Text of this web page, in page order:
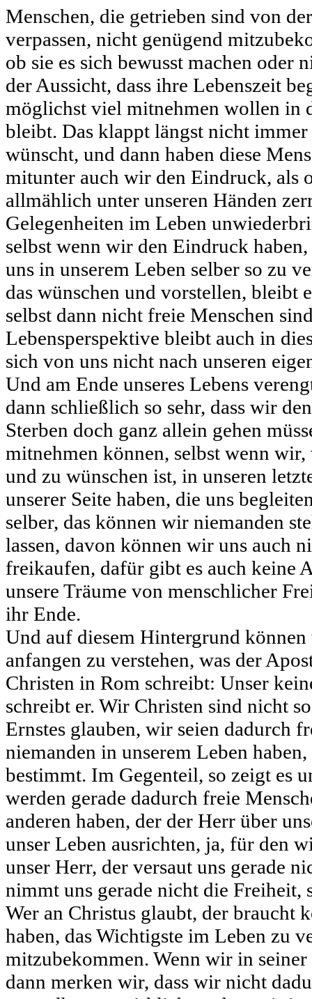
Menschen, die getrieben sind von
verpassen, nicht genügend
ob sie es sich bewusst machen oder
der Aussicht, dass ihre Lebenszeit
möglichst viel mitnehmen wollen in
bleibt. Das klappt längst nicht immer
wünscht, und dann haben diese
mitunter auch wir den Eindruck, als
allmählich unter unseren Händen
Gelegenheiten im Leben
selbst wenn wir den Eindruck
uns in unserem Leben selber so zu
das wünschen und vorstellen, bleibt
selbst dann nicht freie Menschen
Lebensperspektive bleibt auch in
sich von uns nicht nach unseren
Und am Ende unseres Lebens
dann schließlich so sehr, dass wir
Sterben doch ganz allein gehen
mitnehmen können, selbst wenn
und zu wünschen ist, in unseren
unserer Seite haben, die uns
selber, das können wir niemanden
lassen, davon können wir uns auch
freikaufen, dafür gibt es auch keine
unsere Träume von menschlicher
ihr Ende.
Und auf diesem Hintergrund
anfangen zu verstehen, was der
Christen in Rom schreibt: Unser
schreibt er. Wir Christen sind nicht
Ernstes glauben, wir seien dadurch
niemanden in unserem Leben
bestimmt. Im Gegenteil, so zeigt es
werden gerade dadurch freie
anderen haben, der der Herr über
unser Leben ausrichten, ja, für den
unser Herr, der versaut uns gerade
nimmt uns gerade nicht die Freiheit,
Wer an Christus glaubt, der braucht
haben, das Wichtigste im Leben zu
mitzubekommen. Wenn wir in
dann merken wir, dass wir nicht